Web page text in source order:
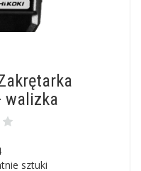
walizka
sztuki